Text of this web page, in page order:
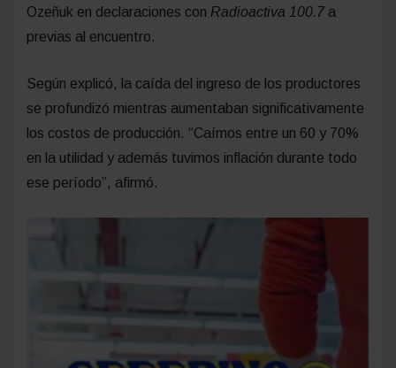
Ozeñuk en declaraciones con Radioactiva 100.7 a
previas al encuentro.
Según explicó, la caída del ingreso de los productores
se profundizó mientras aumentaban significativamente
los costos de producción. “Caímos entre un 60 y 70%
en la utilidad y además tuvimos inflación durante todo
ese período”, afirmó.